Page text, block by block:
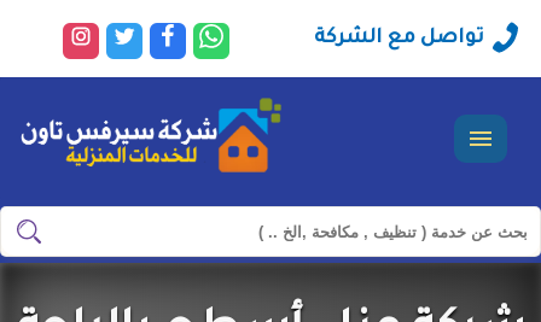
تواصل مع الشركة
راسلنا تابعنا تابعنا
القائمة
ابحث
في
شركة